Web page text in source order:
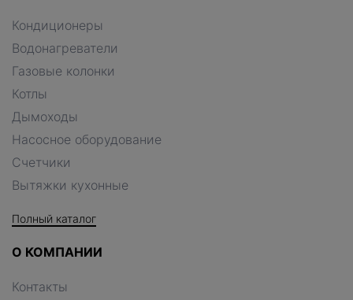
Кондиционеры
Водонагреватели
Газовые колонки
Котлы
Дымоходы
Насосное оборудование
Счетчики
Вытяжки кухонные
Полный каталог
О КОМПАНИИ
Контакты